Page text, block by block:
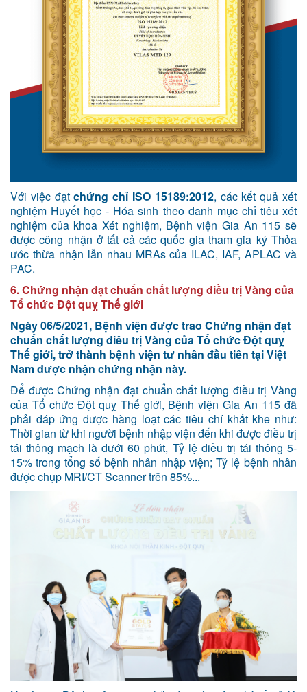
Với việc đạtchứng chỉ ISO 15189:2012, các kết quả xét
nghiệm Huyết học - Hóa sinh theo danh mục chỉ tiêu xét
nghiệm của khoa Xét nghiệm, Bệnh viện Gia An 115 sẽ
được công nhận ở tất cả các quốc gia tham gia ký Thỏa
ước thừa nhận lẫn nhau MRAs của ILAC, IAF, APLAC và
PAC.
6. Chứng nhận đạt chuẩn chất lượng điều trị Vàng của
Tổ chức Đột quỵ Thế giới
Ngày 06/5/2021, Bệnh viện được trao Chứng nhận đạt
chuẩn chất lượng điều trị Vàng của Tổ chức Đột quỵ
Thế giới, trở thành bệnh viện tư nhân đầu tiên tại Việt
Nam được nhận chứng nhận này.
Để được Chứng nhận đạt chuẩn chất lượng điều trị Vàng
của Tổ chức Đột quỵ Thế giới, Bệnh viện Gia An 115 đã
phải đáp ứng được hàng loạt các tiêu chí khắt khe như:
Thời gian từ khi người bệnh nhập viện đến khi được điều trị
tái thông mạch là dưới 60 phút, Tỷ lệ điều trị tái thông 5-
15% trong tổng số bệnh nhân nhập viện; Tỷ lệ bệnh nhân
được chụp MRI/CT Scanner trên 85%...